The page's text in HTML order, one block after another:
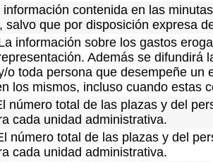
contenida en las
salvo que por disposición expresa
información sobre los gastos
Además se difundirá
o toda persona que desempeñe
los mismos, incluso cuando estas
número total de las plazas y del
cada unidad administrativa.
número total de las plazas y del
cada unidad administrativa.